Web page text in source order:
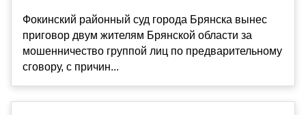
Фокинский районный суд города Брянска вынес
приговор двум жителям Брянской области за
мошенничество группой лиц по предварительному
сговору, с причин...